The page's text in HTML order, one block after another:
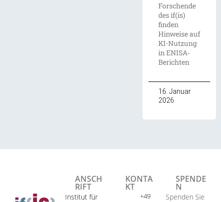
Forschende
des if(is)
finden
Hinweise auf
KI-Nutzung
in ENISA-
Berichten
16. Januar
2026
ANSCH
RIFT
Institut für
KONTA
KT
+49
SPENDE
N
Spenden Sie